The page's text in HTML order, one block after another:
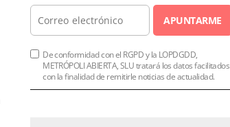
APUNTARME
De conformidad con el RGPD y la LOPDGDD,
METRÓPOLI ABIERTA, SLU tratará los datos facilitados
con la finalidad de remitirle noticias de actualidad.